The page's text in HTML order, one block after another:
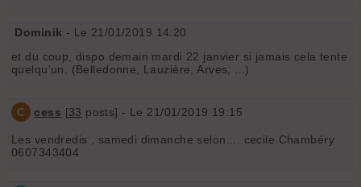
Dominik - Le 21/01/2019 14:20
et du coup, dispo demain mardi 22 janvier si jamais cela tente
quelqu'un. (Belledonne, Lauzière, Arves, ...)
C cess [33 posts] - Le 21/01/2019 19:15
Les vendredis , samedi dimanche selon.....cecile Chambéry
0607343404